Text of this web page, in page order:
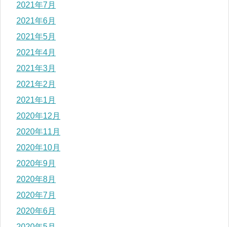
2021年7月
2021年6月
2021年5月
2021年4月
2021年3月
2021年2月
2021年1月
2020年12月
2020年11月
2020年10月
2020年9月
2020年8月
2020年7月
2020年6月